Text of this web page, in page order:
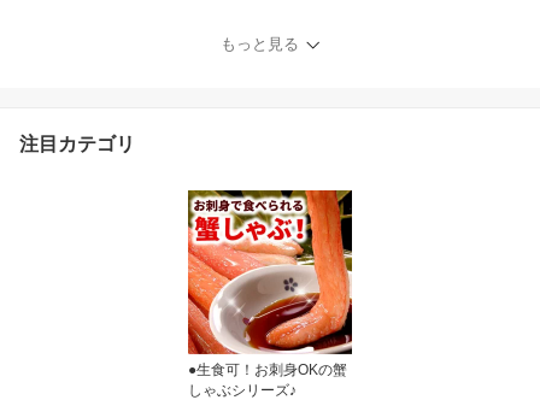
カニ かに ギフト 送料無
料（沖縄宛は別途送料を
もっと見る
注目カテゴリ
●生食可！お刺身OKの蟹
しゃぶシリーズ♪